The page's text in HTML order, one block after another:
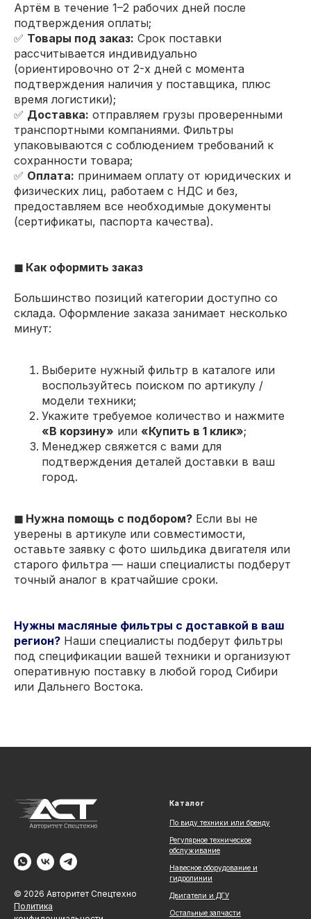
Артём в течение 1–2 рабочих дней после
подтверждения оплаты;
✅ Товары под заказ: Срок поставки
рассчитывается индивидуально
(ориентировочно от 2-х дней с момента
подтверждения наличия у поставщика, плюс
время логистики);
✅ Доставка: отправляем грузы проверенными
транспортными компаниями. Фильтры
упаковываются с соблюдением требований к
сохранности товара;
✅ Оплата: принимаем оплату от юридических и
физических лиц, работаем с НДС и без,
предоставляем все необходимые документы
(сертификаты, паспорта качества).
◼ Как оформить заказ
Большинство позиций категории доступно со
склада. Оформление заказа занимает несколько
минут:
Выберите нужный фильтр в каталоге или
воспользуйтесь поиском по артикулу /
модели техники;
Укажите требуемое количество и нажмите
«В корзину» или «Купить в 1 клик»;
Менеджер свяжется с вами для
подтверждения деталей доставки в ваш
город.
◼ Нужна помощь с подбором? Если вы не
уверены в артикуле или совместимости,
оставьте заявку с фото шильдика двигателя или
старого фильтра — наши специалисты подберут
точный аналог в кратчайшие сроки.
Нужны масляные фильтры с доставкой в ваш
регион? Наши специалисты подберут фильтры
под спецификации вашей техники и организуют
оперативную поставку в любой город Сибири
или Дальнего Востока.
© 2026 Авторитет Спецтехно
Политика
Каталог
По виду техники или бренду
Регулярное техническое
обслуживание
Навесное оборудование и
гидролинии
Двигатели и ДГУ
Остальные запчасти